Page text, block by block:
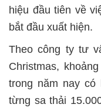
hiệu đầu tiên về
bắt đầu xuất hiện.
Theo công ty tư
Christmas,
trong năm nay có
từng sa thải